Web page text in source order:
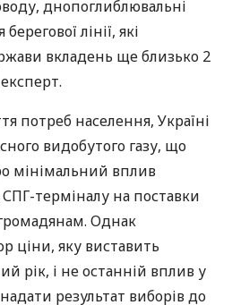
днопоглиблювальні
лінії, які
вкладень ще близько 2
потреб населення, Україні
видобутого газу, що
мінімальний вплив
СПГ-терміналу на поставки
Однак
ціни, яку виставить
рік, і не останній вплив у
результат виборів до